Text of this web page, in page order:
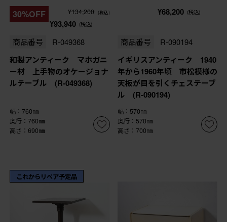
30%OFF ¥134,200 (税込)
¥93,940 (税込)
商品番号 R-049368
和製アンティーク マホガニ
ー材 上手物のオケージョナ
ルテーブル (R-049368)
幅：760㎜
奥行：760㎜
高さ：690㎜
¥68,200 (税込)
商品番号 R-090194
イギリスアンティーク 1940
年から1960年頃 市松模様の
天板が目を引くチェステーブ
ル (R-090194)
幅：570㎜
奥行：570㎜
高さ：700㎜
これからリペア予定品